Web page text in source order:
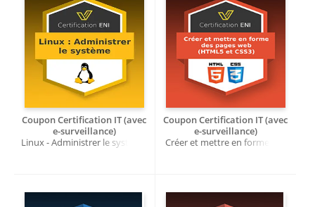
Coupon Certification IT (avec
e-surveillance)
Linux - Administrer le système
Coupon Certification IT (avec
e-surveillance)
Créer et mettre en forme des